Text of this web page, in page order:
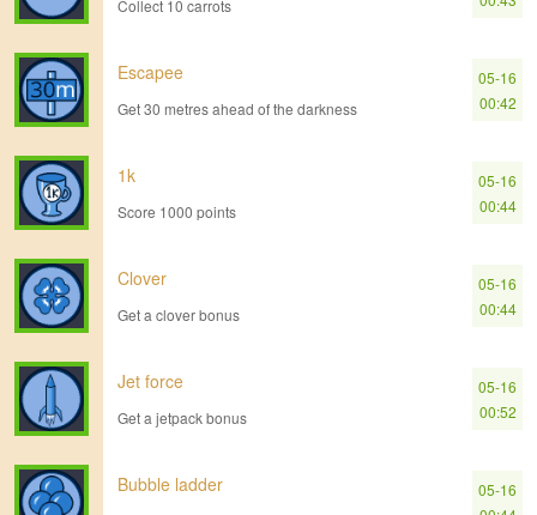
Collect 10 carrots
Escapee
Get 30 metres ahead of the darkness
05-16
00:42
1k
Score 1000 points
05-16
00:44
Clover
Get a clover bonus
05-16
00:44
Jet force
Get a jetpack bonus
05-16
00:52
Bubble ladder
05-16